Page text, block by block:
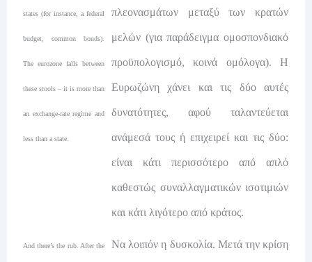
states (for instance, a federal
budget, common bonds).
The eurozone falls between
these stools – it is more than
an exchange-rate regime and
less than a state.
πλεονασμάτων μεταξύ των κρατών
μελών (για παράδειγμα ομοσπονδιακό
προϋπολογισμό, κοινά ομόλογα). Η
Ευρωζώνη χάνει και τις δύο αυτές
δυνατότητες, αφού ταλαντεύεται
ανάμεσά τους ή επιχειρεί και τις δύο:
είναι κάτι περισσότερο από απλό
καθεστώς συναλλαγματικών ισοτιμιών
και κάτι λιγότερο από κράτος.
And there’s the rub. After the Να λοιπόν η δυσκολία. Μετά την κρίση